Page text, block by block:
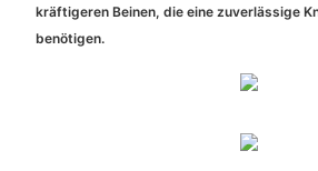
kräftigeren Beinen, die eine zuverlässige
benötigen.